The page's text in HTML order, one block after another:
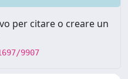
per citare o creare un
9907